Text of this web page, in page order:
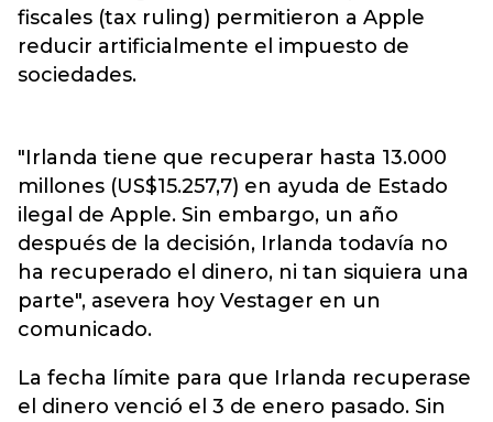
fiscales (tax ruling) permitieron a Apple
reducir artificialmente el impuesto de
sociedades.
"Irlanda tiene que recuperar hasta 13.000
millones (US$15.257,7) en ayuda de Estado
ilegal de Apple. Sin embargo, un año
después de la decisión, Irlanda todavía no
ha recuperado el dinero, ni tan siquiera una
parte", asevera hoy Vestager en un
comunicado.
La fecha límite para que Irlanda recuperase
el dinero venció el 3 de enero pasado. Sin